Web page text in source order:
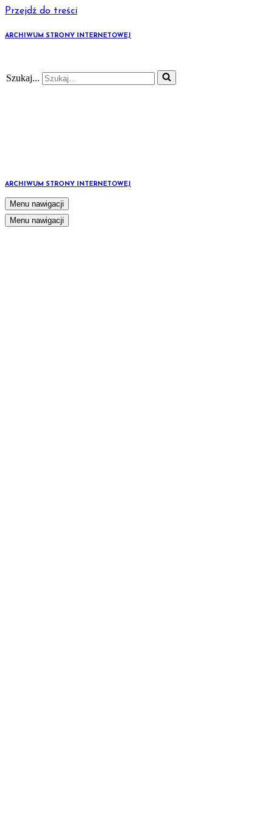
Przejdź do treści
ARCHIWUM STRONY INTERNETOWEJ
Szukaj...
Menu nawigacji
ARCHIWUM STRONY INTERNETOWEJ
Menu nawigacji